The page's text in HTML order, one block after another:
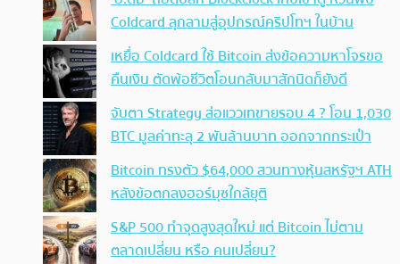
Coldcard ลุกลามสู่อุปกรณ์คริปโทฯ ในบ้าน
เหยื่อ Coldcard ใช้ Bitcoin ส่งข้อความหาโจรขอ
คืนเงิน ตัดพ้อชีวิตโอนกลับมาสักนิดก็ยังดี
จับตา Strategy ส่อแววเทขายรอบ 4 ? โอน 1,030
BTC มูลค่าทะลุ 2 พันล้านบาท ออกจากกระเป๋า
Bitcoin ทรงตัว $64,000 สวนทางหุ้นสหรัฐฯ ATH
หลังข้อตกลงฮอร์มุซใกล้ยุติ
S&P 500 ทำจุดสูงสุดใหม่ แต่ Bitcoin ไม่ตาม
ตลาดเปลี่ยน หรือ คนเปลี่ยน?